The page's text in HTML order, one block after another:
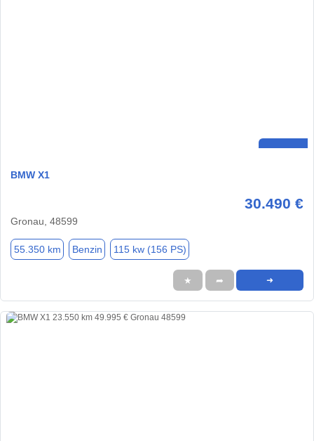
BMW X1
30.490 €
Gronau, 48599
55.350 km Benzin 115 kw (156 PS)
★ ➦ ➜